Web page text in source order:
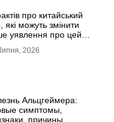
про китайський
які можуть змінити
уявлення про цей
2026
Альцгеймера:
симптомы,
причины